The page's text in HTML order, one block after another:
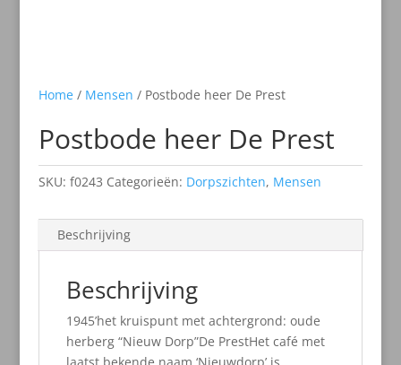
Home/ Mensen / Postbode heer De Prest
Postbode heer De Prest
SKU: f0243 Categorieën: Dorpszichten, Mensen
Beschrijving
Beschrijving
1945’het kruispunt met achtergrond: oude
herberg “Nieuw Dorp”De PrestHet café met